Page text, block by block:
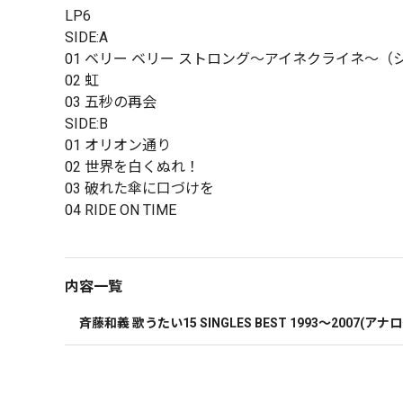
LP6
SIDE:A
01 ベリー ベリー ストロング〜アイネクライネ〜（
02 虹
03 五秒の再会
SIDE:B
01 オリオン通り
02 世界を白くぬれ！
03 破れた傘に口づけを
04 RIDE ON TIME
内容一覧
斉藤和義 歌うたい15 SINGLES BEST 1993〜2007(アナ